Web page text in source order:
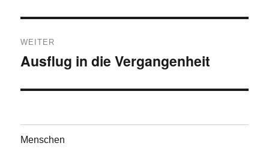
WEITER
Nächster
Ausflug in die Vergangenheit
Menschen